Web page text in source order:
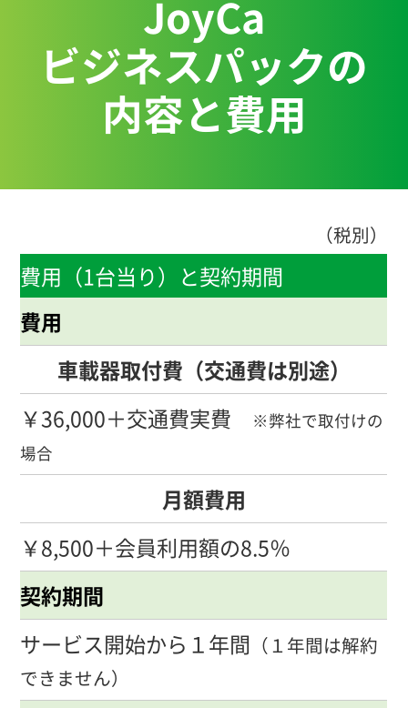
JoyCa
ビジネスパックの
内容と費用
（税別）
費用（1台当り）と契約期間
費用
車載器取付費（交通費は別途）
￥36,000＋交通費実費
※弊社で取付けの
場合
月額費用
￥8,500＋会員利用額の8.5％
契約期間
サービス開始から１年間 （１年間は解約
できません）